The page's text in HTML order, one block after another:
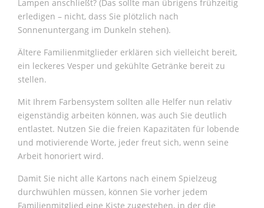
Lampen anschließt? (Das sollte man übrigens frühzeitig
erledigen – nicht, dass Sie plötzlich nach
Sonnenuntergang im Dunkeln stehen).
Ältere Familienmitglieder erklären sich vielleicht bereit,
ein leckeres Vesper und gekühlte Getränke bereit zu
stellen.
Mit Ihrem Farbensystem sollten alle Helfer nun relativ
eigenständig arbeiten können, was auch Sie deutlich
entlastet. Nutzen Sie die freien Kapazitäten für lobende
und motivierende Worte, jeder freut sich, wenn seine
Arbeit honoriert wird.
Damit Sie nicht alle Kartons nach einem Spielzeug
durchwühlen müssen, können Sie vorher jedem
Familienmitglied eine Kiste zugestehen, in der die